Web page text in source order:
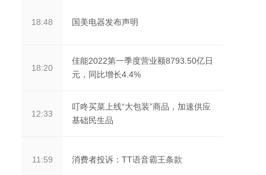
18:48 国美电器发布声明
18:20
佳能2022第一季度营业额8793.50亿日
元，同比增长4.4%
12:33
叮咚买菜上线“大包装”商品，加速供应
基础民生品
11:59 消费者投诉：TT语音霸王条款